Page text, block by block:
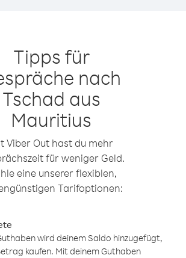
Tipps für
nach
Tschad aus
Mauritius
Viber Out hast du mehr
für weniger Geld.
eine unserer flexiblen,
Tarifoptionen:
wird deinem Saldo hinzugefügt,
kaufen. Mit deinem Guthaben